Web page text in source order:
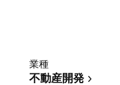
業種
不動産開発